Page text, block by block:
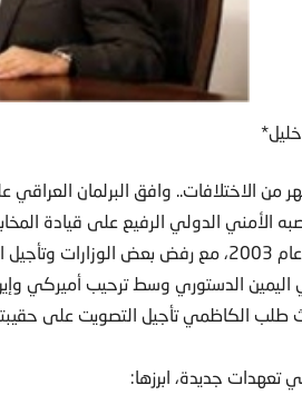
من الاختلافات.. وافق البرلمان
الأمني الدولي الرفيع على قيادة
على أخرى.
الدستوري وسط ترحيب أميركي
طلب الكاظمي تأجيل التصويت على
تعهدات جديدة، ابرزها: